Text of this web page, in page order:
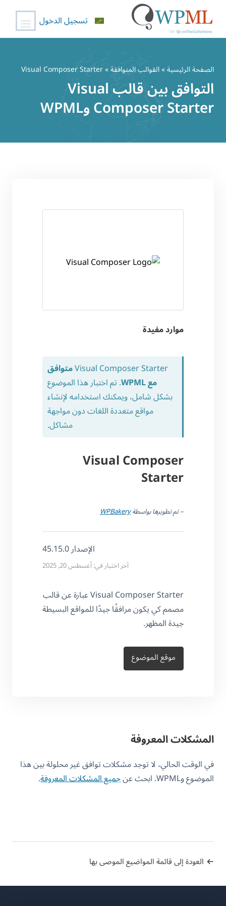
المحتوى
تسجيل الدخول
الصفحة الرئيسية»القوالب المتوافقة» Visual Composer Starter
التوافق بين قالب Visual
Composer Starter وWPML
موارد مفيدة
Visual Composer Starterمتوافق
مع WPML
. تم اختبار هذا الموضوع
بشكل شامل، ويمكنك استخدامه لإنشاء
مواقع متعددة اللغات دون مواجهة
مشاكل.
Visual Composer
Starter
– تم تطويرها بواسطةWPBakery
الإصدار 45.15.0
آخر اختبار في: أغسطس 20, 2025
Visual Composer Starter عبارة عن قالب
مصمم كي يكون مرافقًا جيدًا للمواقع البسيطة
جيدة المظهر.
موقع الموضوع
المشكلات المعروفة
في الوقت الحالي، لا توجد مشكلات توافق غير محلولة بين هذا
الموضوع وWPML. ابحث عن
جميع المشكلات المعروفة.
العودة إلى قائمة المواضيع الموصى بها